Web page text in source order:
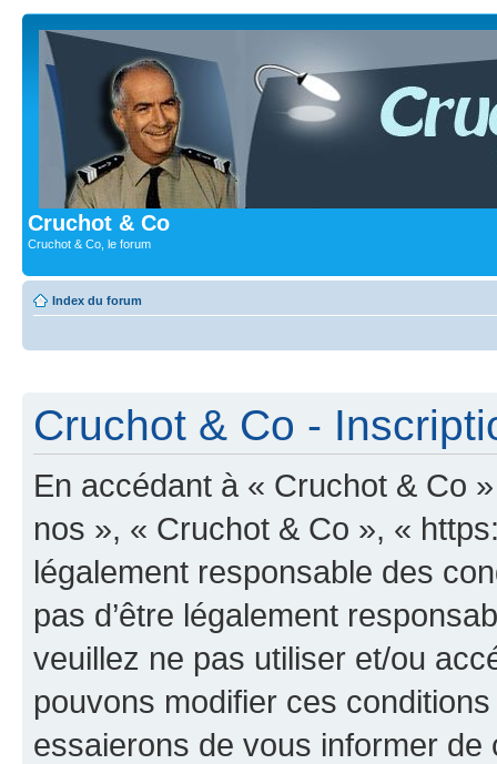
Cruchot & Co
Cruchot & Co, le forum
Index du forum
Cruchot & Co -
En accédant à « Cruchot & Co
nos », « Cruchot & Co », «
légalement responsable des
pas d’être légalement
veuillez ne pas utiliser et/ou
pouvons modifier ces
essaierons de vous informer